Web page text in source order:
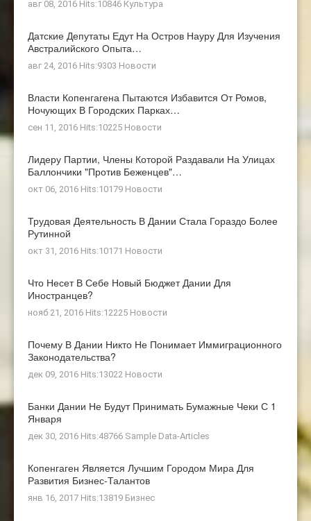
авг 08, 2016 Hits:10846 Культура
Датские Депутаты Едут На Остров Науру Для Изучения
Австралийского Опыта…
авг 24, 2016 Hits:9303 Новости
Власти Копенгагена Пытаются Избавится От Ромов,
Ночующих В Городских Парках…
сен 11, 2016 Hits:10225 Новости
Лидеру Партии, Члены Которой Раздавали На Улицах
Баллончики "против Беженцев"…
окт 06, 2016 Hits:10179 Новости
Трудовая Деятельность В Дании Стала Гораздо Более
Рутинной
окт 31, 2016 Hits:10171 Новости
Что Несет В Себе Новый Бюджет Дании Для
Иностранцев?
нояб 21, 2016 Hits:12225 Новости
Почему В Дании Никто Не Понимает Иммиграционного
Законодательства?
дек 09, 2016 Hits:13022 Новости
Банки Дании Не Будут Принимать Бумажные Чеки С 1
Января
дек 30, 2016 Hits:48766 Sample Data-Articles
Копенгаген Является Лучшим Городом Мира Для
Развития Бизнес-Талантов
янв 16, 2017 Hits:13819 Бизнес